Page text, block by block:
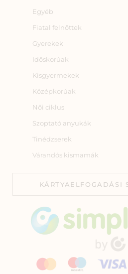
Egyéb
Fiatal felnőttek
Gyerekek
Időskorúak
Kisgyermekek
Középkorúak
Női ciklus
Szoptató anyukák
Tinédzserek
Várandós kismamák
KÁRTYAELFOGADÁSI